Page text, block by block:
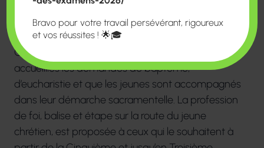
simplement approfondir leur Foi.
C’est au sein des Jeunes Lasalliens que sont
accueillies les demandes de baptême,
d’eucharistie et que les jeunes sont accompagnés
dans leur démarche sacramentelle. La profession
de foi, balise et étape sur la route du jeune
chrétien, est proposée à ceux qui le souhaitent à
Bravo pour votre travail persévérant, rigoureux
et vos réussites ! 🌟🎓